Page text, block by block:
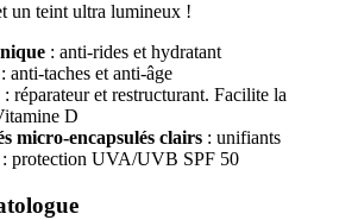
un teint ultra lumineux !
: anti-rides et hydratant
: anti-taches et anti-âge
: réparateur et restructurant. Facilite la
D
micro-encapsulés clairs : unifiants
: protection UVA/UVB SPF 50